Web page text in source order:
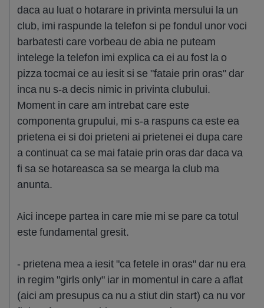
daca au luat o hotarare in privinta mersului la un
club, imi raspunde la telefon si pe fondul unor voci
barbatesti care vorbeau de abia ne puteam
intelege la telefon imi explica ca ei au fost la o
pizza tocmai ce au iesit si se "fataie prin oras" dar
inca nu s-a decis nimic in privinta clubului.
Moment in care am intrebat care este
componenta grupului, mi s-a raspuns ca este ea
prietena ei si doi prieteni ai prietenei ei dupa care
a continuat ca se mai fataie prin oras dar daca va
fi sa se hotareasca sa se mearga la club ma
anunta.
Aici incepe partea in care mie mi se pare ca totul
este fundamental gresit.
- prietena mea a iesit "ca fetele in oras" dar nu era
in regim "girls only" iar in momentul in care a aflat
(aici am presupus ca nu a stiut din start) ca nu vor